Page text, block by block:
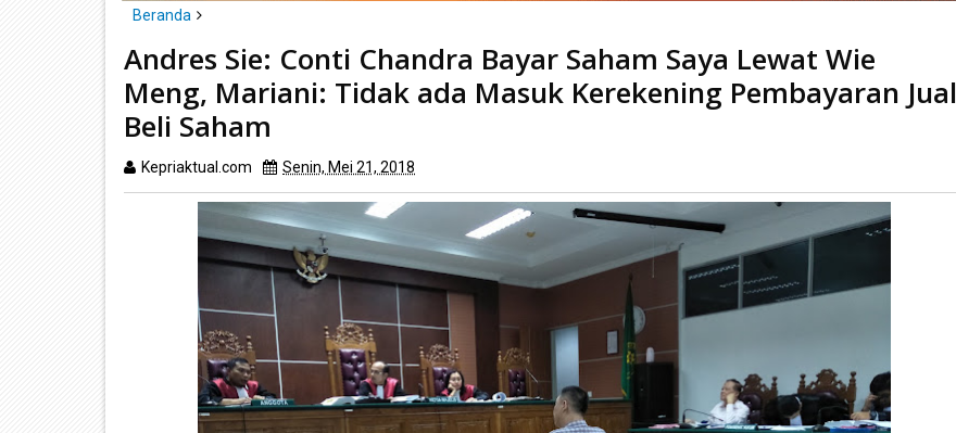
Beranda
Andres Sie: Conti Chandra Bayar Saham Saya Lewat Wie Meng, Mariani: Tidak ada Masuk Kerekening Pembayaran Jual
Beli Saham
Andres Sie: Conti Chandra Bayar Saham Saya Lewat Wie
Meng, Mariani: Tidak ada Masuk Kerekening Pembayaran Jual
Beli Saham
Kepriaktual.com Senin, Mei 21, 2018